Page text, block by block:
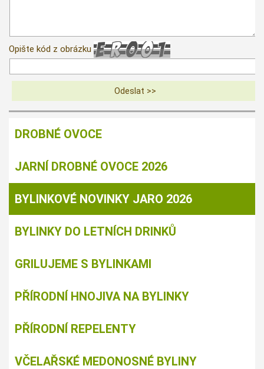
Opište kód z obrázku
DROBNÉ OVOCE
JARNÍ DROBNÉ OVOCE 2026
BYLINKOVÉ NOVINKY JARO 2026
BYLINKY DO LETNÍCH DRINKŮ
GRILUJEME S BYLINKAMI
PŘÍRODNÍ HNOJIVA NA BYLINKY
PŘÍRODNÍ REPELENTY
VČELAŘSKÉ MEDONOSNÉ BYLINY